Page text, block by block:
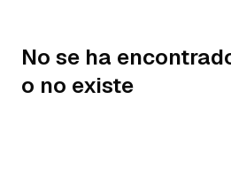
No se ha
o no existe